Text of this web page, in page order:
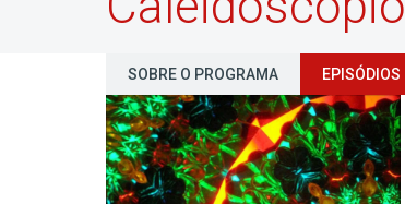
SOBRE O PROGRAMA EPISÓDIOS